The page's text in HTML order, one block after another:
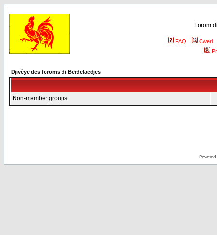
Forom
FAQ
Cweri
Djivêye des foroms di Berdelaedjes
Non-member groups
Powered